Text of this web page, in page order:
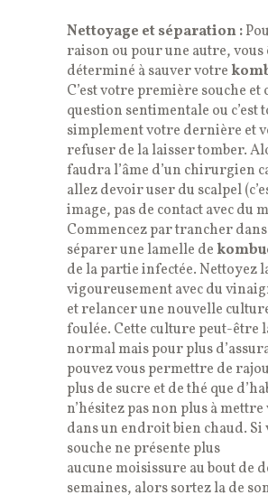
Nettoyage et séparation :
raison ou pour une autre, vous
déterminé à sauver votre
C’est votre première souche et
question sentimentale ou c’est
simplement votre dernière et
refuser de la laisser tomber.
faudra l’âme d’un chirurgien
allez devoir user du scalpel
image, pas de contact avec du
Commencez par trancher
séparer une lamelle de
de la partie infectée. Nettoyez
vigoureusement avec du
et relancer une nouvelle
foulée. Cette culture peut-être
normal mais pour plus
pouvez vous permettre de
plus de sucre et de thé que
n’hésitez pas non plus à
dans un endroit bien chaud. Si
souche ne présente plus
aucune moisissure au bout de
semaines, alors sortez la de